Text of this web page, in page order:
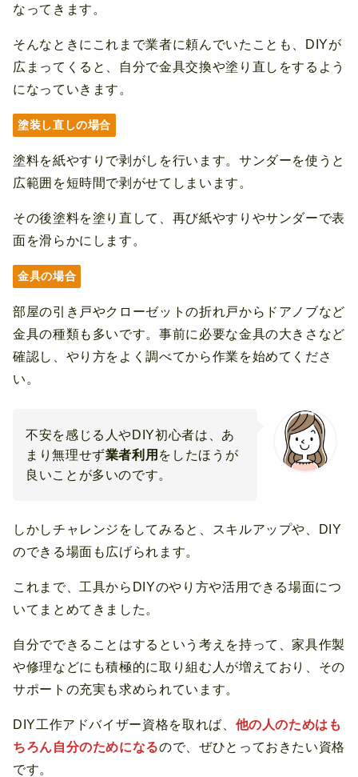
なってきます。
そんなときにこれまで業者に頼んでいたことも、DIYが
広まってくると、自分で金具交換や塗り直しをするよう
になっていきます。
塗装し直しの場合
塗料を紙やすりで剥がしを行います。サンダーを使うと
広範囲を短時間で剥がせてしまいます。
その後塗料を塗り直して、再び紙やすりやサンダーで表
面を滑らかにします。
金具の場合
部屋の引き戸やクローゼットの折れ戸からドアノブなど
金具の種類も多いです。事前に必要な金具の大きさなど
確認し、やり方をよく調べてから作業を始めてくださ
い。
不安を感じる人やDIY初心者は、あ
まり無理せず業者利用 をしたほうが
良いことが多いのです。
しかしチャレンジをしてみると、スキルアップや、DIY
のできる場面も広げられます。
これまで、工具からDIYのやり方や活用できる場面につ
いてまとめてきました。
自分でできることはするという考えを持って、家具作製
や修理などにも積極的に取り組む人が増えており、その
サポートの充実も求められています。
DIY工作アドバイザー資格を取れば、 他の人のためはも
ちろん自分のためになるので、ぜひとっておきたい資格
です。